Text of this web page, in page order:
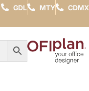
GDL MTY CDMX